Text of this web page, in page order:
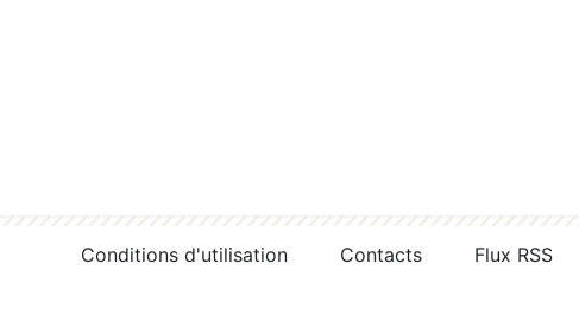
Conditions d'utilisation Contacts Flux RSS